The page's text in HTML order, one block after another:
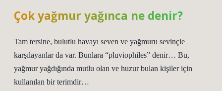
Çok yağmur yağınca ne denir?
Tam tersine, bulutlu havayı seven ve yağmuru sevinçle
karşılayanlar da var. Bunlara “pluviophiles” denir… Bu,
yağmur yağdığında mutlu olan ve huzur bulan kişiler için
kullanılan bir terimdir…